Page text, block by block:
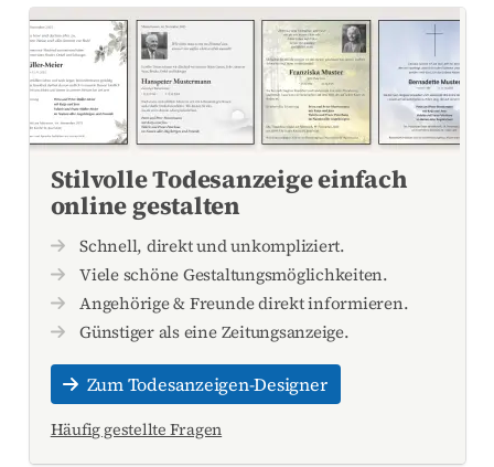
Stilvolle Todesanzeige einfach
online gestalten
Schnell, direkt und unkompliziert.
Viele schöne Gestaltungsmöglichkeiten.
Angehörige & Freunde direkt informieren.
Günstiger als eine Zeitungsanzeige.
Zum Todesanzeigen-Designer
Häufig gestellte Fragen